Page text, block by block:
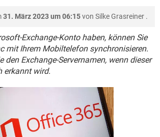
TIKTOK
HARDWARE
TIKTOK
HARDWARE
STREAMING
IOS
INSTAGRAM
HARDWARE
STREAMING
IOS
HARDWARE
31. März 2023 um 06:15von Silke Grasreiner .
Exchange-Konto haben, können Sie
mit Ihrem Mobiltelefon synchronisieren.
den Exchange-Servernamen, wenn dieser
erkannt wird.